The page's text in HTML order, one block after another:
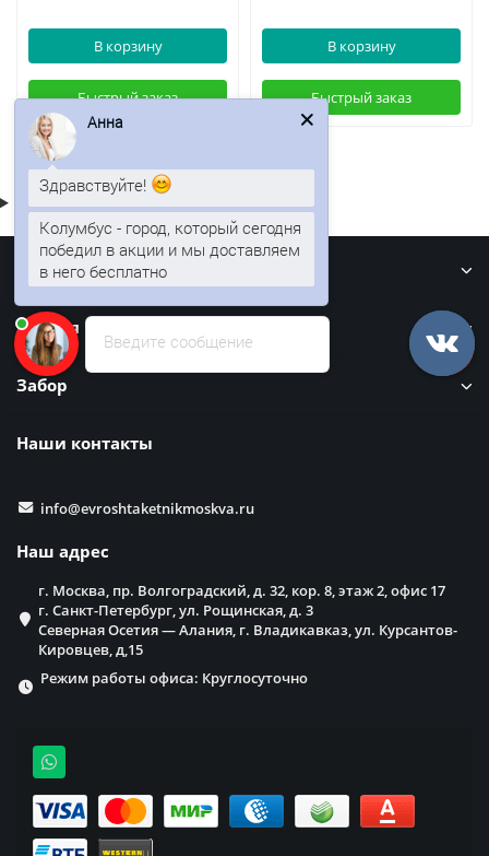
В корзину
Быстрый заказ
В корзину
Быстрый заказ
Информация
Кровля
Забор
Наши контакты
info@evroshtaketnikmoskva.ru
Наш адрес
г. Москва, пр. Волгоградский, д. 32, кор. 8, этаж 2, офис 17
г. Санкт-Петербург, ул. Рощинская, д. 3
Северная Осетия — Алания, г. Владикавказ, ул. Курсантов-
Кировцев, д,15
Режим работы офиса: Круглосуточно
Введите сообщение
Анна
Здравствуйте!
Колумбус - город, который сегодня
победил в акции и мы доставляем
в него бесплатно